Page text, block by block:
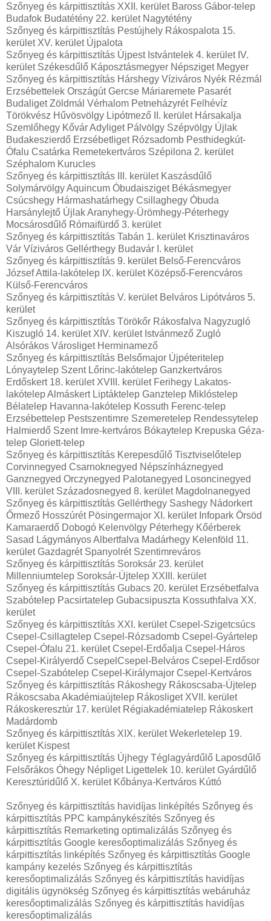
Szőnyeg és kárpittisztítás XXII. kerület Baross Gábor-telep
Budafok Budatétény 22. kerület Nagytétény
Szőnyeg és kárpittisztítás Pestújhely Rákospalota 15.
kerület XV. kerület Újpalota
Szőnyeg és kárpittisztítás Újpest Istvántelek 4. kerület IV.
kerület Székesdűlő Káposztásmegyer Népsziget Megyer
Szőnyeg és kárpittisztítás Hárshegy Víziváros Nyék Rézmál
Erzsébettelek Országút Gercse Máriaremete Pasarét
Budaliget Zöldmál Vérhalom Petneházyrét Felhévíz
Törökvész Hűvösvölgy Lipótmező II. kerület Hársakalja
Szemlőhegy Kővár Adyliget Pálvölgy Szépvölgy Újlak
Budakeszierdő Erzsébetliget Rózsadomb Pesthidegkút-
Ófalu Csatárka Remetekertváros Szépilona 2. kerület
Széphalom Kurucles
Szőnyeg és kárpittisztítás III. kerület Kaszásdűlő
Solymárvölgy Aquincum Óbudaisziget Békásmegyer
Csúcshegy Hármashatárhegy Csillaghegy Óbuda
Harsánylejtő Újlak Aranyhegy-Ürömhegy-Péterhegy
Mocsárosdűlő Rómaifürdő 3. kerület
Szőnyeg és kárpittisztítás Tabán 1. kerület Krisztinaváros
Vár Víziváros Gellérthegy Budavár I. kerület
Szőnyeg és kárpittisztítás 9. kerület Belső-Ferencváros
József Attila-lakótelep IX. kerület Középső-Ferencváros
Külső-Ferencváros
Szőnyeg és kárpittisztítás V. kerület Belváros Lipótváros 5.
kerület
Szőnyeg és kárpittisztítás Törökőr Rákosfalva Nagyzugló
Kiszugló 14. kerület XIV. kerület Istvánmező Zugló
Alsórákos Városliget Herminamező
Szőnyeg és kárpittisztítás Belsőmajor Újpéteritelep
Lónyaytelep Szent Lőrinc-lakótelep Ganzkertváros
Erdőskert 18. kerület XVIII. kerület Ferihegy Lakatos-
lakótelep Almáskert Liptáktelep Ganztelep Miklóstelep
Bélatelep Havanna-lakótelep Kossuth Ferenc-telep
Erzsébettelep Pestszentimre Szemeretelep Rendessytelep
Halmierdő Szent Imre-kertváros Bókaytelep Krepuska Géza-
telep Gloriett-telep
Szőnyeg és kárpittisztítás Kerepesdűlő Tisztviselőtelep
Corvinnegyed Csarnoknegyed Népszínháznegyed
Ganznegyed Orczynegyed Palotanegyed Losoncinegyed
VIII. kerület Századosnegyed 8. kerület Magdolnanegyed
Szőnyeg és kárpittisztítás Gellérthegy Sashegy Nádorkert
Őrmező Hosszúrét Pösingermajor XI. kerület Infopark Örsöd
Kamaraerdő Dobogó Kelenvölgy Péterhegy Kőérberek
Sasad Lágymányos Albertfalva Madárhegy Kelenföld 11.
kerület Gazdagrét Spanyolrét Szentimreváros
Szőnyeg és kárpittisztítás Soroksár 23. kerület
Millenniumtelep Soroksár-Újtelep XXIII. kerület
Szőnyeg és kárpittisztítás Gubacs 20. kerület Erzsébetfalva
Szabótelep Pacsirtatelep Gubacsipuszta Kossuthfalva XX.
kerület
Szőnyeg és kárpittisztítás XXI. kerület Csepel-Szigetcsúcs
Csepel-Csillagtelep Csepel-Rózsadomb Csepel-Gyártelep
Csepel-Ófalu 21. kerület Csepel-Erdőalja Csepel-Háros
Csepel-Királyerdő CsepelCsepel-Belváros Csepel-Erdősor
Csepel-Szabótelep Csepel-Királymajor Csepel-Kertváros
Szőnyeg és kárpittisztítás Rákoshegy Rákoscsaba-Újtelep
Rákoscsaba Akadémiaújtelep Rákosliget XVII. kerület
Rákoskeresztúr 17. kerület Régiakadémiatelep Rákoskert
Madárdomb
Szőnyeg és kárpittisztítás XIX. kerület Wekerletelep 19.
kerület Kispest
Szőnyeg és kárpittisztítás Újhegy Téglagyárdűlő Laposdűlő
Felsőrákos Óhegy Népliget Ligettelek 10. kerület Gyárdűlő
Keresztúridűlő X. kerület Kőbánya-Kertváros Kúttó
Szőnyeg és kárpittisztítás havidíjas linképítés Szőnyeg és
kárpittisztítás PPC kampánykészítés Szőnyeg és
kárpittisztítás Remarketing optimalizálás Szőnyeg és
kárpittisztítás Google keresőoptimalizálás Szőnyeg és
kárpittisztítás linképítés Szőnyeg és kárpittisztítás Google
kampány kezelés Szőnyeg és kárpittisztítás
keresőoptimalizálás Szőnyeg és kárpittisztítás havidíjas
digitális ügynökség Szőnyeg és kárpittisztítás webáruház
keresőoptimalizálás Szőnyeg és kárpittisztítás havidíjas
keresőoptimalizálás